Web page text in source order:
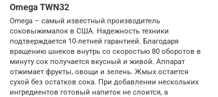
Omega TWN32
Omega – самый известный производитель
соковыжималок в США. Надежность техники
подтверждается 10-летней гарантией. Благодаря
вращению шнеков внутрь со скоростью 80 оборотов в
минуту сок получается вкусный и живой. Аппарат
отжимает фрукты, овощи и зелень. Жмых остается
сухой без остатков сока. При добавлении нескольких
ингредиентов готовый напиток не слоится, а